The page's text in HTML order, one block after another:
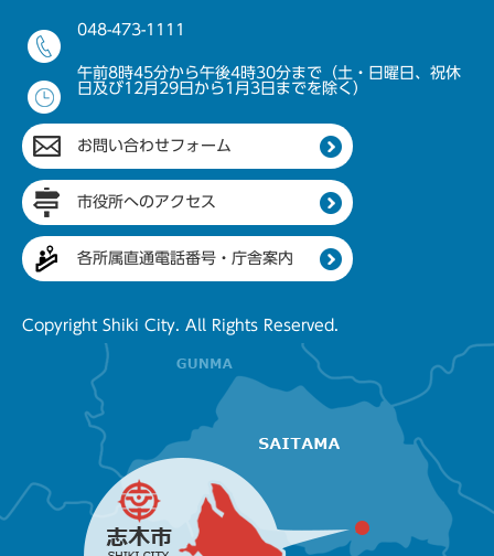
048-473-1111
午前8時45分から午後4時30分まで（土・日曜日、祝休
日及び12月29日から1月3日までを除く）
お問い合わせフォーム
市役所へのアクセス
各所属直通電話番号・庁舎案内
Copyright Shiki City. All Rights Reserved.